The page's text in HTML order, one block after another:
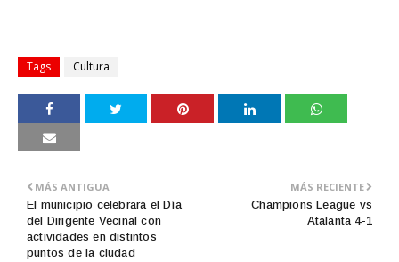
Tags Cultura
MÁS RECIENTE
Champions League vs
Atalanta 4-1
MÁS ANTIGUA
El municipio celebrará el Día
del Dirigente Vecinal con
actividades en distintos
puntos de la ciudad